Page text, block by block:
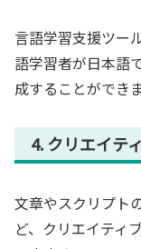
言語学習支援ツー
語学習者が日本語
成することができま
4. クリエイテ
文章やスクリプト
ど、クリエイティ